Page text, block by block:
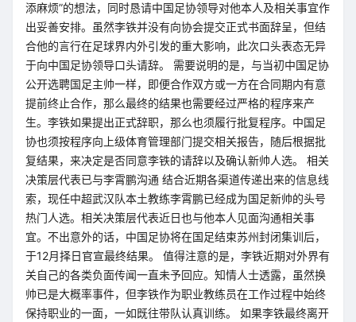
添麻烦”的想法，同时恳请中国足协领导对他本人及相关事宜作
出妥善安排。虽然李铁并没有向协会提交正式书面辞呈，但结
合他的言行在足球界内外引发的重大影响，此次口头表态无异
于向中国足协领导口头请辞。 需要说明的是，与当初中国足协
公开选聘国足主帅一样，即便合作双方或一方在合同期内有意
提前终止合作，那么最终的结果也需要经过严格的程序来产
生。李铁如果提出正式辞职，那么也须履行批复程序。中国足
协也须按程序向上级体育管理部门提交相关报告，随后根据批
复结果，来决定是否同意李铁的请辞以及确认新帅人选。 相关
决策层代表已与李霄鹏沟通 结合近期各渠道传递出来的信息线
索，现任中超武汉队本土教练李霄鹏已经成为国足新帅的头号
热门人选。相关决策层代表近日也与他本人见面沟通相关事
宜。不出意外的话，中国足协将在国足结束苏州封闭集训后，
于12月择日官宣最终结果。 值得注意的是，李铁近期对外界有
关自己的各类负面传闻一直未予回应。知情人士透露，虽然换
帅已是大概率事件，但李铁作为职业教练员在工作过程中始终
保持职业的一面，一如既往带队认真训练。 如果李铁最终离开